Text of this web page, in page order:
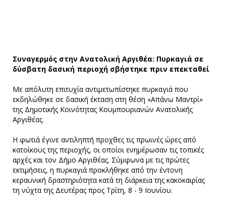
Συναγερμός στην Ανατολική Αργιθέα: Πυρκαγιά σε
δύσβατη δασική περιοχή σβήστηκε πριν επεκταθεί
Με απόλυτη επιτυχία αντιμετωπίστηκε πυρκαγιά που
εκδηλώθηκε σε δασική έκταση στη θέση «Απάνω Μαντρί»
της Δημοτικής Κοινότητας Κουμπουριανών Ανατολικής
Αργιθέας.
Η φωτιά έγινε αντιληπτή προχθες τις πρωινές ώρες από
κατοίκους της περιοχής, οι οποίοι ενημέρωσαν τις τοπικές
αρχές και τον Δήμο Αργιθέας. Σύμφωνα με τις πρώτες
εκτιμήσεις, η πυρκαγιά προκλήθηκε από την έντονη
κεραυνική δραστηριότητα κατά τη διάρκεια της κακοκαιρίας
τη νύχτα της Δευτέρας προς Τρίτη, 8 - 9 Ιουνίου.